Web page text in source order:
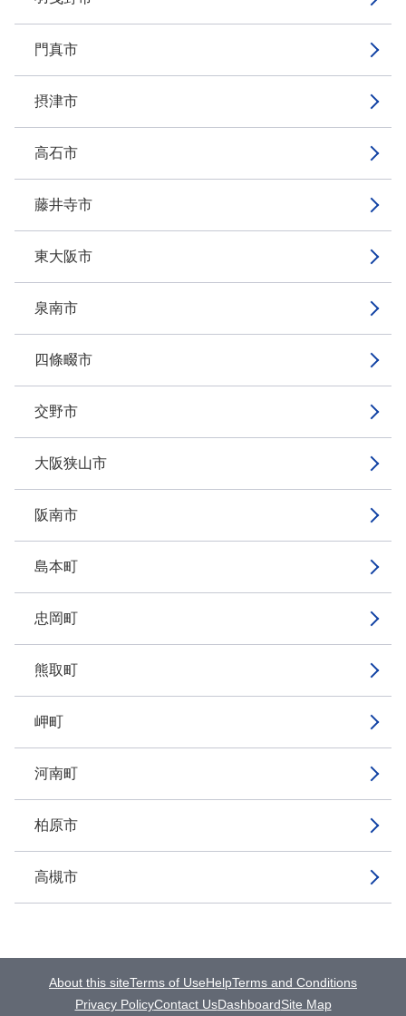
門真市
摂津市
高石市
藤井寺市
東大阪市
泉南市
四條畷市
交野市
大阪狭山市
阪南市
島本町
忠岡町
熊取町
岬町
河南町
柏原市
高槻市
About this siteTerms of UseHelpTerms and Conditions
Privacy PolicyContact UsDashboardSite Map